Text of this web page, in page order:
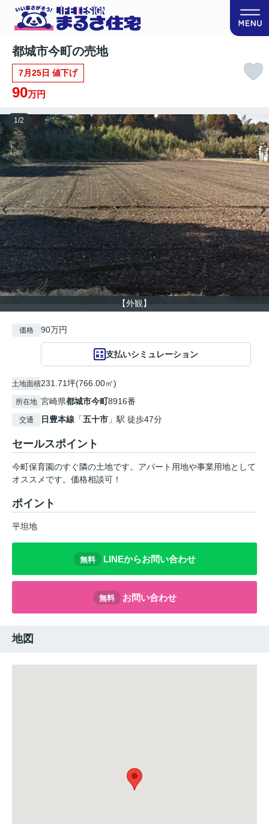
都城市今町の売地
7月25日 値下げ
90万円
【外観】
1/2
価格 90万円
支払いシミュレーション
土地面積231.71坪(766.00㎡)
所在地 宮崎県都城市今町8916番
交通 日豊本線 「五十市 」駅 徒歩47分
セールスポイント
今町保育園のすぐ隣の土地です。アパート用地や事業用地として
オススメです。価格相談可！
ポイント
平坦地
無料 LINEからお問い合わせ
無料 お問い合わせ
地図